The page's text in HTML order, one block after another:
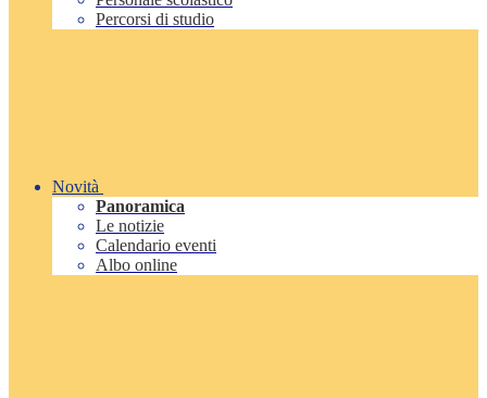
Percorsi di studio
Novità
Panoramica
Le notizie
Calendario eventi
Albo online